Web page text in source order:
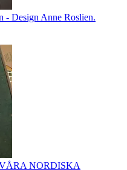
- Design Anne Roslien.
NORDISKA